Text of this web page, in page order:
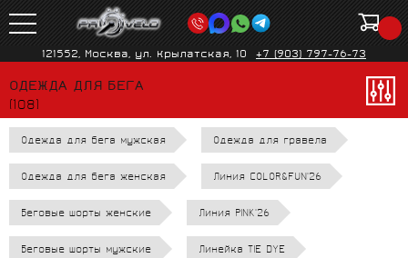
121552, Москва, ул. Крылатская, 10 +7 (903) 797-76-73
ОДЕЖДА ДЛЯ БЕГА
(108)
Одежда для бега мужская Одежда для гравела
Одежда для бега женская Линия COLOR&FUN'26
Беговые шорты женские Линия PINK'26
Беговые шорты мужские Линейка TIE DYE